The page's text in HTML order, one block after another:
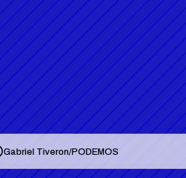
Gabriel Tiveron/PODEMOS